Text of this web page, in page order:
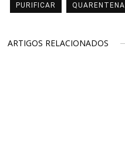
PURIFICAR QUARENTENA
ARTIGOS RELACIONADOS